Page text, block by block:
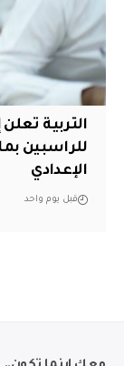
التربية
للراسبين
الإعدادي
قبل يوم واحد